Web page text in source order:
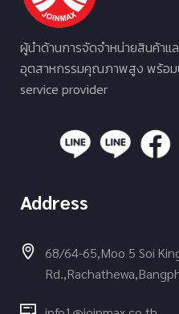
ผู้นำด้านการจัดจำหน่ายสินค้าแ
อุตสาหกรรมคุณภาพสูง พร้อม
service provider
Address
68/64-65,Moo 5 Soi